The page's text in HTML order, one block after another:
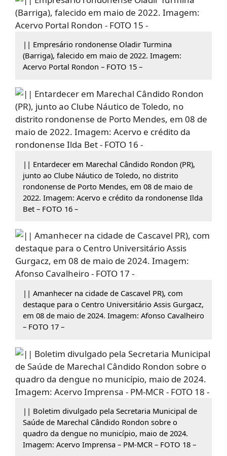
|| Empresário rondonense Oladir Turmina
(Barriga), falecido em maio de 2022. Imagem:
Acervo Portal Rondon – FOTO 15 –
|| Entardecer em Marechal Cândido Rondon (PR),
junto ao Clube Náutico de Toledo, no distrito
rondonense de Porto Mendes, em 08 de maio de
2022. Imagem: Acervo e crédito da rondonense Ilda
Bet – FOTO 16 –
|| Amanhecer na cidade de Cascavel PR), com
destaque para o Centro Universitário Assis Gurgacz,
em 08 de maio de 2024. Imagem: Afonso Cavalheiro
– FOTO 17 –
|| Boletim divulgado pela Secretaria Municipal de
Saúde de Marechal Cândido Rondon sobre o
quadro da dengue no município, maio de 2024.
Imagem: Acervo Imprensa – PM-MCR – FOTO 18 –